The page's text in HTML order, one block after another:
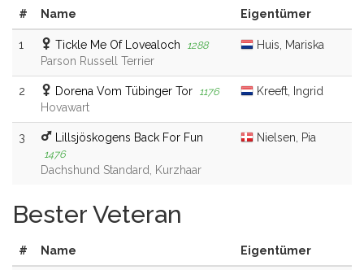
# Name Eigentümer
1 Tickle Me Of Lovealoch 1288
Parson Russell Terrier
Huis, Mariska
2 Dorena Vom Tübinger Tor 1176
Hovawart
Kreeft, Ingrid
3 Lillsjöskogens Back For Fun
1476
Dachshund Standard, Kurzhaar
Nielsen, Pia
Bester Veteran
# Name Eigentümer